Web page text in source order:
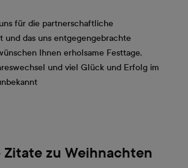
für die partnerschaftliche
und das uns entgegengebrachte
Ihnen erholsame Festtage,
und viel Glück und Erfolg im
Zitate zu Weihnachten